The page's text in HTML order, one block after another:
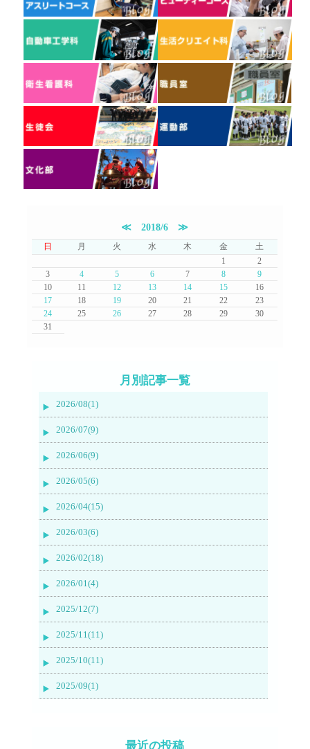
≪2018/6 ≫
日 月 火 水 木 金
土
1
2
3
4 5 6 7 8
9
10
11 12 13 14 15
16
17
18 19 20 21 22
23
24
25 26 27 28 29
30
31
月別記事一覧
2026/08(1)
2026/07(9)
2026/06(9)
2026/05(6)
2026/04(15)
2026/03(6)
2026/02(18)
2026/01(4)
2025/12(7)
2025/11(11)
2025/10(11)
2025/09(1)
最近の投稿